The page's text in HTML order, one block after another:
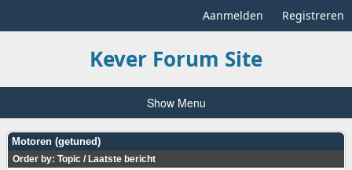
Aanmelden Registreren
Kever Forum Site
Show Menu
Motoren (getuned)
Order by: Topic / Laatste bericht